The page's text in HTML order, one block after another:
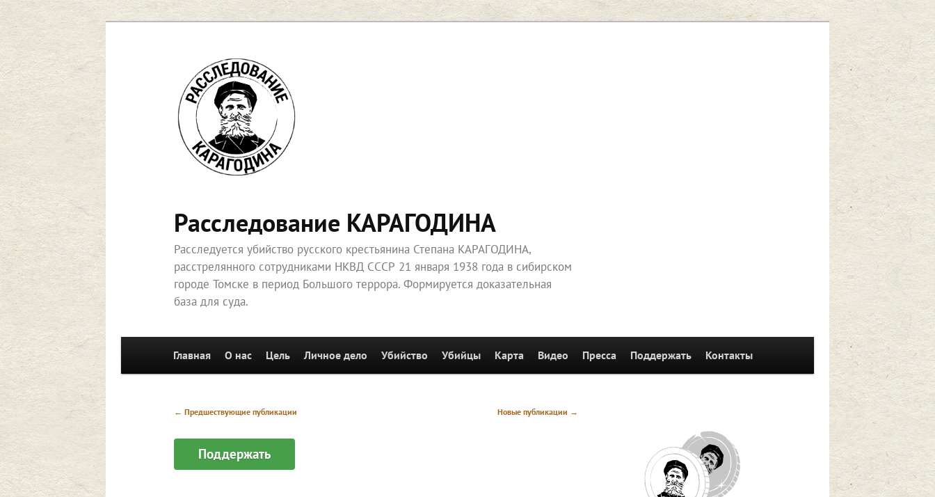
Перейти
к
основному
содержимому
Перейти
к
дополнительному
содержимому
Расследование КАРАГОДИНА
Расследуется убийство русского крестьянина Степана КАРАГОДИНА,
расстрелянного сотрудниками НКВД СССР 21 января 1938 года в сибирском
городе Томске в период Большого террора. Формируется доказательная
база для суда.
Перейти к основному содержимому
Перейти к дополнительному содержимому
Главная О нас Цель Личное дело Убийство Убийцы Карта Видео Пресса Поддержать Контакты
Навигация
записям
← Предшествующие публикации Новые публикации →
Поддержать